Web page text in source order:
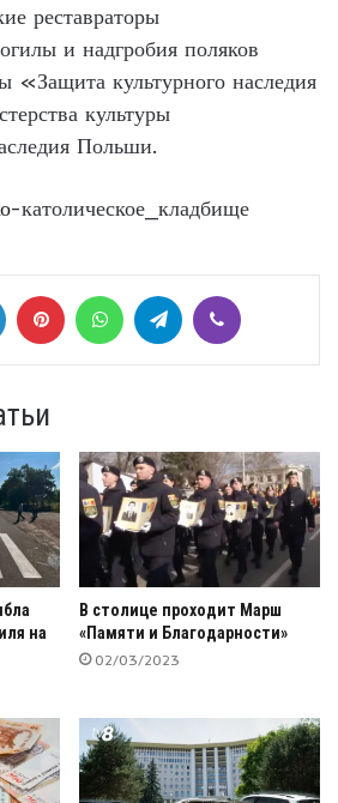
реставраторы
и надгробия поляков
«Защита культурного наследия
культуры
Польши.
-католическое_кладбище
LinkedIn Pinterest WhatsAppTelegram
на
В столице проходит Марш
«Памяти и Благодарности»
02/03/2023